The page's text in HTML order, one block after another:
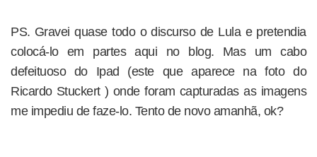
PS. Gravei quase todo o discurso de Lula e pretendia
colocá-lo em partes aqui no blog. Mas um cabo
defeituoso do Ipad (este que aparece na foto do
Ricardo Stuckert ) onde foram capturadas as imagens
me impediu de faze-lo. Tento de novo amanhã, ok?